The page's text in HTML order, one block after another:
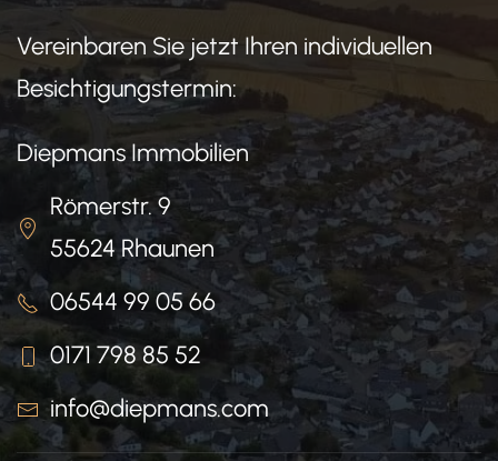
Vereinbaren Sie jetzt Ihren individuellen
Besichtigungstermin:
Diepmans Immobilien
Römerstr. 9
55624 Rhaunen
06544 99 05 66
0171 798 85 52
info@diepmans.com